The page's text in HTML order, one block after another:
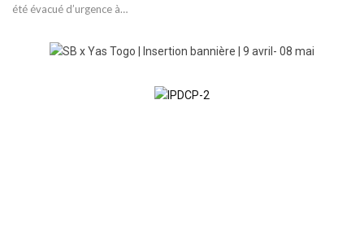
été évacué d’urgence à…